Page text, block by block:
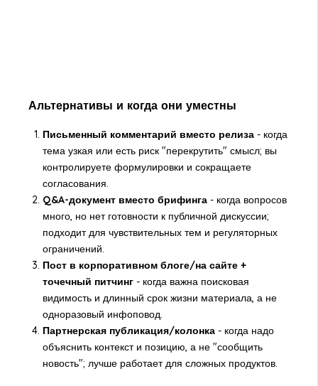
Альтернативы и когда они уместны
Письменный комментарий вместо релиза- когда
тема узкая или есть риск "перекрутить" смысл; вы
контролируете формулировки и сокращаете
согласования.
Q&A-документ вместо брифинга- когда вопросов
много, но нет готовности к публичной дискуссии;
подходит для чувствительных тем и регуляторных
ограничений.
Пост в корпоративном блоге/на сайте +
точечный питчинг- когда важна поисковая
видимость и длинный срок жизни материала, а не
одноразовый инфоповод.
Партнерская публикация/колонка- когда надо
объяснить контекст и позицию, а не "сообщить
новость"; лучше работает для сложных продуктов.